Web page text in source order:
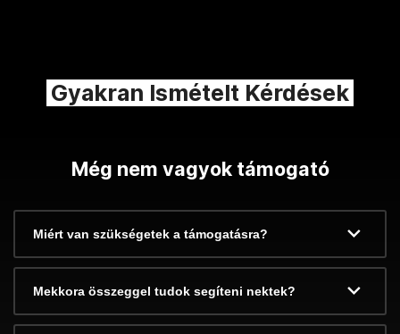
Gyakran Ismételt Kérdések
Még nem vagyok támogató
Miért van szükségetek a támogatásra?
Mekkora összeggel tudok segíteni nektek?